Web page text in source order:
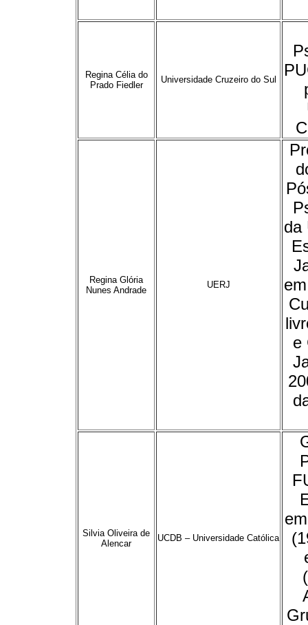
Regina Célia do
Prado Fiedler
Universidade Cruzeiro do Sul
Regina Glória
Nunes Andrade
UERJ
da
e
Silvia Oliveira de
Alencar
UCDB – Universidade Católica